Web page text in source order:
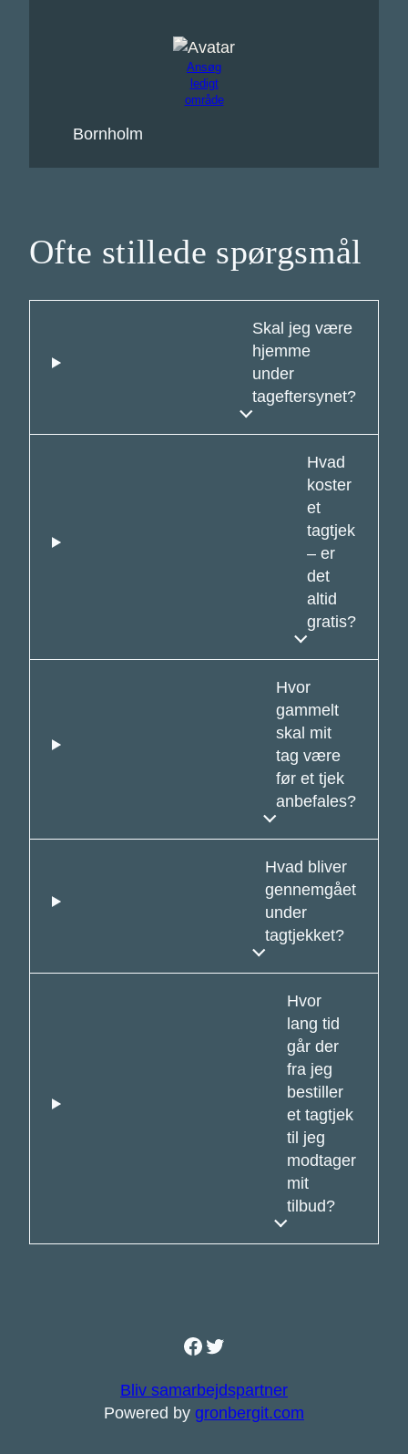
Ansøg
ledigt
område
Bornholm
Ofte stillede spørgsmål
Skal jeg være
hjemme
under
tageftersynet?
Hvad
koster
et
tagtjek
– er
det
altid
gratis?
Hvor
gammelt
skal mit
tag være
før et tjek
anbefales?
Hvad bliver
gennemgået
under
tagtjekket?
Hvor
lang tid
går der
fra jeg
bestiller
et tagtjek
til jeg
modtager
mit
tilbud?
Facebook
Twitter
Bliv samarbejdspartner
Powered by gronbergit.com